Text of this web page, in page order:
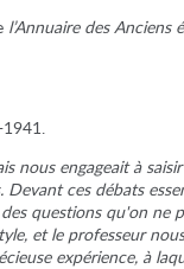
l’Annuaire des Anciens
1941.
nous engageait à
Devant ces débats
questions qu'on ne
et le professeur
expérience, à